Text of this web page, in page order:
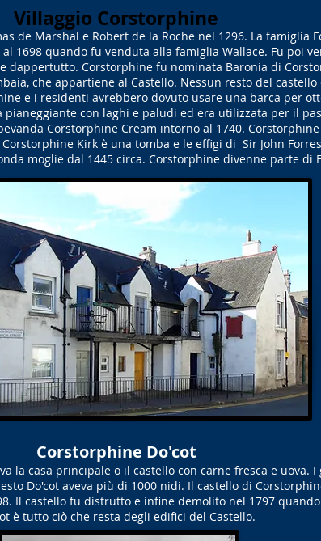
Villaggio Corstorphine
de Marshal e Robert de la Roche nel 1296. La famiglia
1698 quando fu venduta alla famiglia Wallace. Fu poi
dappertutto. Corstorphine fu nominata Baronia di
che appartiene al Castello. Nessun resto del
e i residenti avrebbero dovuto usare una barca per
con laghi e paludi ed era utilizzata per il
Corstorphine Cream intorno al 1740.
Kirk è una tomba e le effigi di Sir John
moglie dal 1445 circa. Corstorphine divenne parte di
Corstorphine Do'cot
la casa principale o il castello con carne fresca e uova.
Do'cot aveva più di 1000 nidi. Il castello di
Il castello fu distrutto e infine demolito nel 1797
è tutto ciò che resta degli edifici del Castello.